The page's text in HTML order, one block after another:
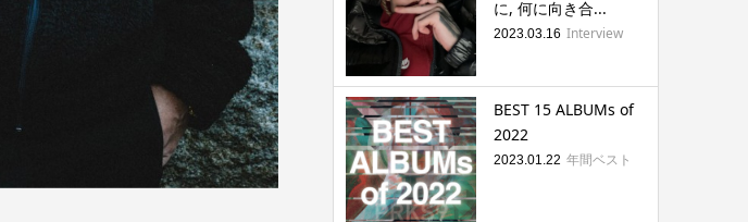
に, 何に向き合...
2023.03.16 Interview
BEST 15 ALBUMs of
2022
2023.01.22 年間ベスト